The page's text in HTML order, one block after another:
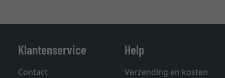
Klantenservice
Contact
Help
Verzending en kosten